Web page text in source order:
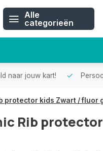
Alle
categorieën
naar jouw kart!
protector kids Zwart / fluor
Rib